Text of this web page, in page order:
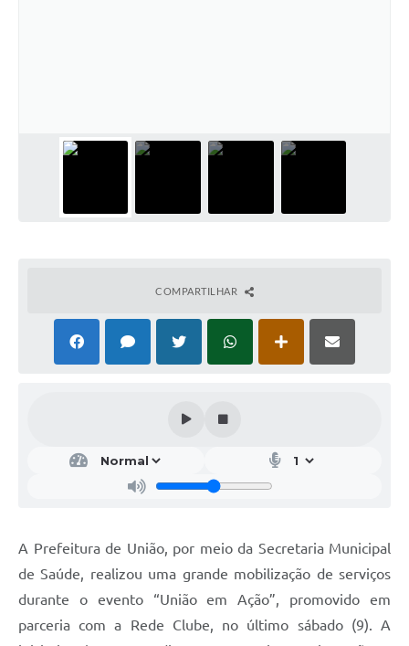
COMPARTILHAR
A Prefeitura de União, por meio da Secretaria Municipal
de Saúde, realizou uma grande mobilização de serviços
durante o evento “União em Ação”, promovido em
parceria com a Rede Clube, no último sábado (9). A